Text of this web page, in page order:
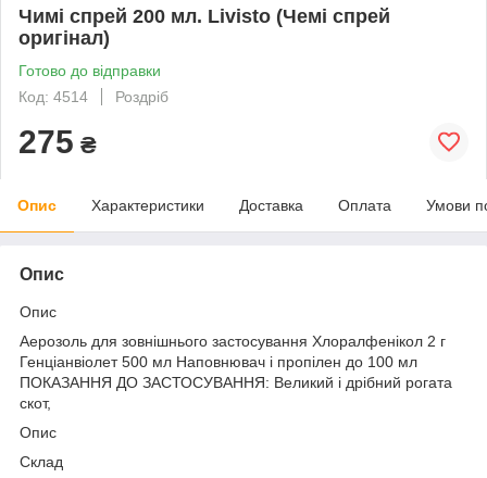
Чимі спрей 200 мл. Livisto (Чемі спрей
оригінал)
Готово до відправки
Код: 4514
Роздріб
275 ₴
Опис Характеристики Доставка Оплата Умови
Опис
Опис
Аерозоль для зовнішнього застосування Хлоралфенікол 2 г
Генціанвіолет 500 мл Наповнювач і пропілен до 100 мл
ПОКАЗАННЯ ДО ЗАСТОСУВАННЯ: Великий і дрібний рогата
скот,
Опис
Склад